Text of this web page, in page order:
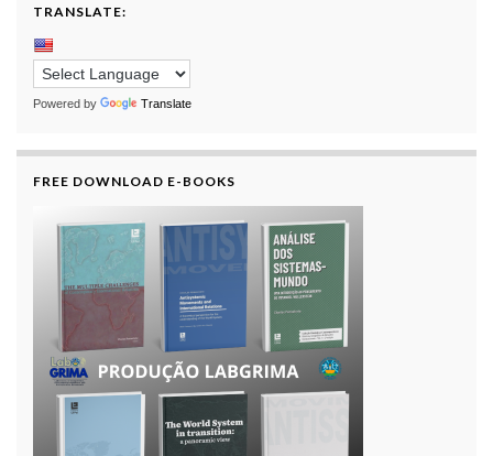
TRANSLATE:
Powered by Translate
FREE DOWNLOAD E-BOOKS